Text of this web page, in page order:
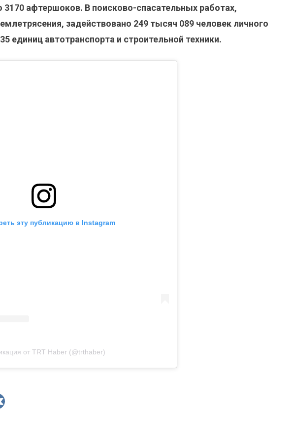
3170 афтершоков. В поисково-спасательных работах,
задействовано 249 тысяч 089 человек личного
единиц автотранспорта и строительной техники.
эту публикацию в Instagram
от TRT Haber (@trthaber)